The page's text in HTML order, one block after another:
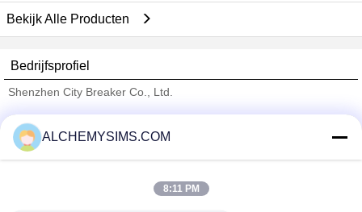
Bekijk Alle Producten
Bedrijfsprofiel
Shenzhen City Breaker Co., Ltd.
Trust Seal
Verified Suplier
ALCHEMYSIMS.COM
8:11 PM